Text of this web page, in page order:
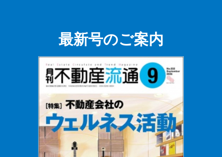
最新号のご案内